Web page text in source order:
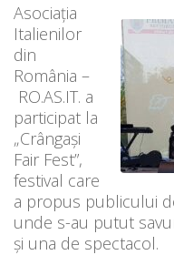
Asociația
Italienilor
din
România –
RO.AS.IT. a
participat la
„Crângași
Fair Fest”,
festival care
a propus publicului
unde s-au putut
și una de spectacol.